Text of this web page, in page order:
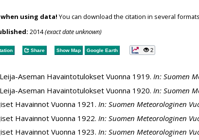
using data! You can download the citation in several
2014(exact date unknown)
Share Show Map Google Earth 2
Aseman Havaintotulokset Vuonna 1919. In: Suomen
Aseman Havaintotulokset Vuonna 1920. In: Suomen
Havainnot Vuonna 1921. In: Suomen Meteorologinen
Havainnot Vuonna 1922. In: Suomen Meteorologinen
Havainnot Vuonna 1923. In: Suomen Meteorologinen